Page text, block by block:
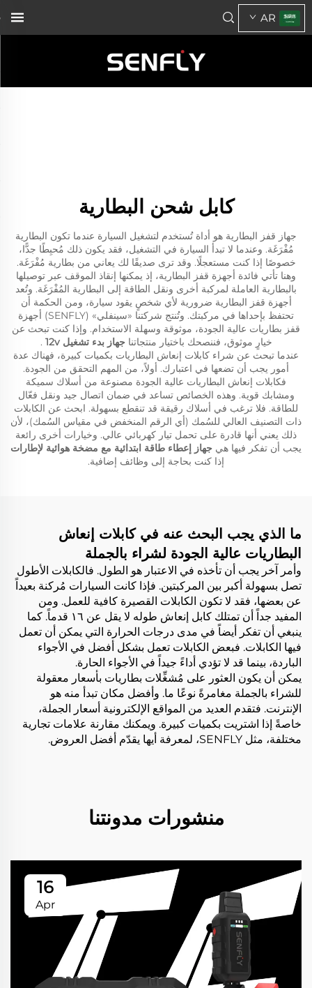
AR
كابل شحن البطارية
جهاز قفز البطارية هو أداة تُستخدم لتشغيل السيارة عندما تكون البطارية
مُفْرَغَة. وعندما لا تبدأ السيارة في التشغيل، فقد يكون ذلك مُحبِطًا جدًّا،
خصوصًا إذا كنت مستعجلًا. وقد ترى صديقًا لك يعاني من بطارية مُفْرَغَة.
وهنا تأتي فائدة أجهزة قفز البطارية، إذ يمكنها إنقاذ الموقف عبر توصيلها
بالبطارية العاملة لمركبة أخرى ونقل الطاقة إلى البطارية المُفْرَغَة. وتُعد
أجهزة قفز البطارية ضرورية لأي شخصٍ يقود سيارة، ومن الحكمة أن
تحتفظ بإحداها في مركبتك. وتُنتج شركتنا «سينفلي» (SENFLY) أجهزة
قفز بطاريات عالية الجودة، موثوقة وسهلة الاستخدام. وإذا كنت تبحث عن
خيارٍ موثوق، فننصحك باختيار منتجاتناجهاز بدء تشغيل 12v
.
عندما تبحث عن شراء كابلات إنعاش البطاريات بكميات كبيرة، فهناك عدة
أمور يجب أن تضعها في اعتبارك. أولاً، من المهم التحقق من الجودة.
فكابلات إنعاش البطاريات عالية الجودة مصنوعة من أسلاك سميكة
ومشابك قوية. وهذه الخصائص تساعد في ضمان اتصال جيد ونقل فعّال
للطاقة. فلا ترغب في أسلاك رقيقة قد تنقطع بسهولة. ابحث عن الكابلات
ذات التصنيف العالي للسُمك (أي الرقم المنخفض في مقياس السُمك)، لأن
ذلك يعني أنها قادرة على تحمل تيار كهربائي عالي. وخيارات أخرى رائعة
يجب أن تفكر فيها هي جهاز إعطاء طاقة ابتدائية مع مضخة هوائية لإطارات
إذا كنت بحاجة إلى وظائف إضافية.
ما الذي يجب البحث عنه في كابلات إنعاش
البطاريات عالية الجودة لشراء بالجملة
وأمر آخر يجب أن تأخذه في الاعتبار هو الطول. فالكابلات الأطول
تصل بسهولة أكبر بين المركبتين. فإذا كانت السيارات مُركنة بعيداً
عن بعضها، فقد لا تكون الكابلات القصيرة كافية للعمل. ومن
المفيد جداً أن تمتلك كابل إنعاش طوله لا يقل عن ١٦ قدماً. كما
ينبغي أن تفكر أيضاً في مدى درجات الحرارة التي يمكن أن تعمل
فيها الكابلات. فبعض الكابلات تعمل بشكل أفضل في الأجواء
الباردة، بينما قد لا تؤدي أداءً جيداً في الأجواء الحارة.
يمكن أن يكون العثور على مُشغِّلات بطاريات بأسعار معقولة
للشراء بالجملة مغامرةً نوعًا ما. وأفضل مكان تبدأ منه هو
الإنترنت. فتقدم العديد من المواقع الإلكترونية أسعار الجملة،
خاصةً إذا اشتريت بكميات كبيرة. ويمكنك مقارنة علامات تجارية
مختلفة، مثل SENFLY، لمعرفة أيها يقدّم أفضل العروض.
منشورات مدونتنا
16
Apr